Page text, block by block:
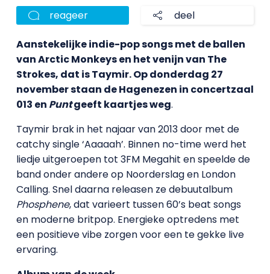
reageer deel
Aanstekelijke indie-pop songs met de ballen
van Arctic Monkeys en het venijn van The
Strokes, dat is Taymir. Op donderdag 27
november staan de Hagenezen in concertzaal
013 en Puntgeeft kaartjes weg.
Taymir brak in het najaar van 2013 door met de
catchy single ‘Aaaaah’. Binnen no-time werd het
liedje uitgeroepen tot 3FM Megahit en speelde de
band onder andere op Noorderslag en London
Calling. Snel daarna releasen ze debuutalbum
Phosphene, dat varieert tussen 60’s beat songs
en moderne britpop. Energieke optredens met
een positieve vibe zorgen voor een te gekke live
ervaring.